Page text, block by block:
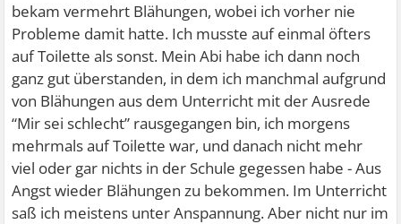
bekam vermehrt Blähungen, wobei ich vorher nie
Probleme damit hatte. Ich musste auf einmal öfters
auf Toilette als sonst. Mein Abi habe ich dann noch
ganz gut überstanden, in dem ich manchmal aufgrund
von Blähungen aus dem Unterricht mit der Ausrede
“Mir sei schlecht” rausgegangen bin, ich morgens
mehrmals auf Toilette war, und danach nicht mehr
viel oder gar nichts in der Schule gegessen habe - Aus
Angst wieder Blähungen zu bekommen. Im Unterricht
saß ich meistens unter Anspannung. Aber nicht nur im